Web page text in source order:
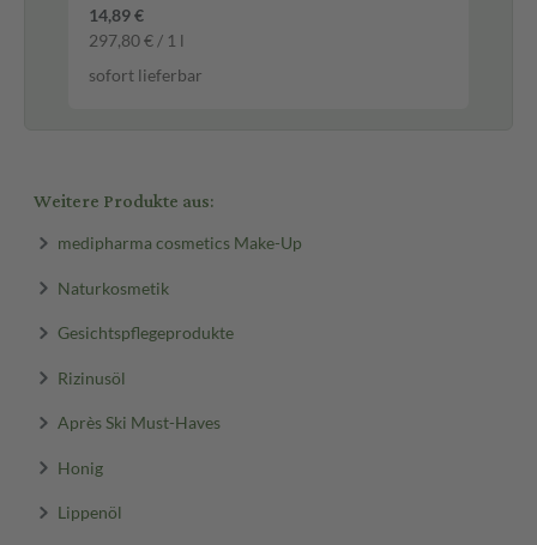
14,89 €
297,80 € / 1 l
sofort lieferbar
Weitere Produkte aus:
medipharma cosmetics Make-Up
Naturkosmetik
Gesichtspflegeprodukte
Rizinusöl
Après Ski Must-Haves
Honig
Lippenöl